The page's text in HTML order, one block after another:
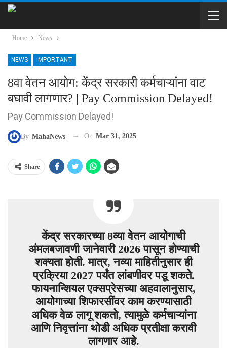
Home News
NEWS IMPORTANT
8वा वेतन आयोग: केंद्र सरकारी कर्मचाऱ्यांना वाट
बघावी लागणार? | Pay Commission Delayed!
Pay Commission Delayed!
By MahaNews On Mar 31, 2025
Share
केंद्र सरकारच्या 8व्या वेतन आयोगाची
अंमलबजावणी जानेवारी 2026 पासून होण्याची
शक्यता होती. मात्र, नव्या माहितीनुसार ही
प्रक्रिया 2027 पर्यंत लांबणीवर पडू शकते.
फायनान्शियल एक्सप्रेसच्या अहवालानुसार,
आयोगाच्या शिफारसींवर काम करण्यासाठी
अधिक वेळ लागू शकतो, त्यामुळे कर्मचाऱ्यांना
आणि निवृत्तांना थोडी अधिक प्रतीक्षा करावी
लागणार आहे.